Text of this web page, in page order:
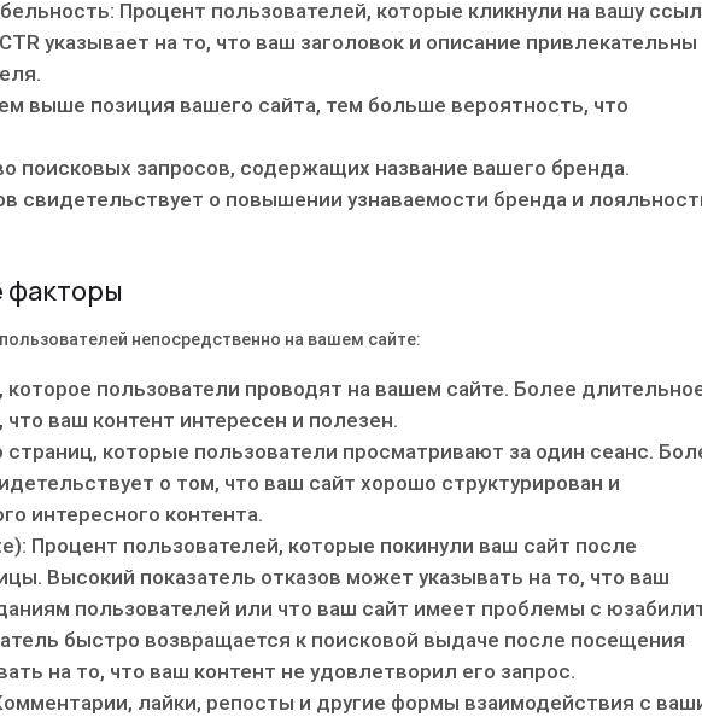
Процент пользователей, которые кликнули на вашу
указывает на то, что ваш заголовок и описание привлекательны
выше позиция вашего сайта, тем больше вероятность, что
поисковых запросов, содержащих название вашего бренда.
свидетельствует о повышении узнаваемости бренда и
факторы
непосредственно на вашем сайте:
пользователи проводят на вашем сайте. Более
что ваш контент интересен и полезен.
страниц, которые пользователи просматривают за один сеанс.
о том, что ваш сайт хорошо структурирован и
интересного контента.
Процент пользователей, которые покинули ваш сайт после
Высокий показатель отказов может указывать на то, что ваш
пользователей или что ваш сайт имеет проблемы с
быстро возвращается к поисковой выдаче после посещения
на то, что ваш контент не удовлетворил его запрос.
лайки, репосты и другие формы взаимодействия с